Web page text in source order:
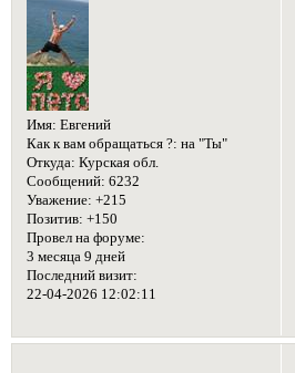
Имя: Евгений
Как к вам обращаться ?: на "Ты"
Откуда: Курская обл.
Сообщений: 6232
Уважение: +215
Позитив: +150
Провел на форуме:
3 месяца 9 дней
Последний визит:
22-04-2026 12:02:11